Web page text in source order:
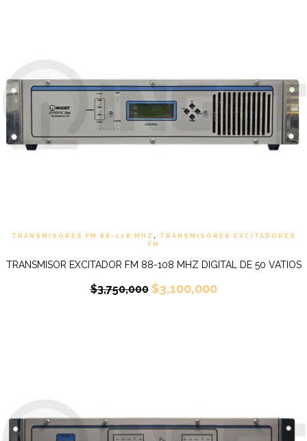
TRANSMISORES FM 88-108 MHZ ,
TRANSMISORES EXCITADORES
FM
TRANSMISOR EXCITADOR FM 88-108 MHZ DIGITAL DE 50 VATIOS
$3,750,000 $3,100,000